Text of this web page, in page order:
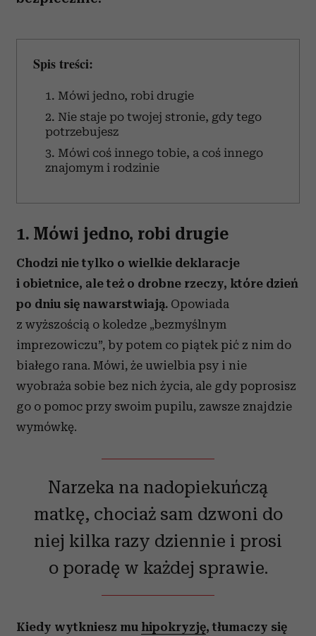
Spis treści:
1. Mówi jedno, robi drugie
2. Nie staje po twojej stronie, gdy tego
potrzebujesz
3. Mówi coś innego tobie, a coś innego
znajomym i rodzinie
1. Mówi jedno, robi drugie
Chodzi nie tylko o wielkie deklaracje
i obietnice, ale też o drobne rzeczy, które dzień
po dniu się nawarstwiają. Opowiada
z wyższością o koledze „bezmyślnym
imprezowiczu”, by potem co piątek pić z nim do
białego rana. Mówi, że uwielbia psy i nie
wyobraża sobie bez nich życia, ale gdy poprosisz
go o pomoc przy swoim pupilu, zawsze znajdzie
wymówkę.
Narzeka na nadopiekuńczą
matkę, chociaż sam dzwoni do
niej kilka razy dziennie i prosi
o poradę w każdej sprawie.
Kiedy wytkniesz mu hipokryzję, tłumaczy się